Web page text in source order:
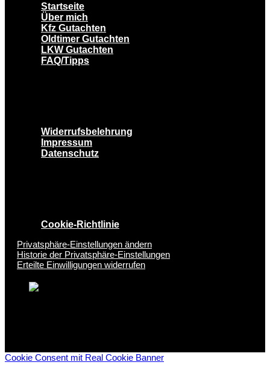
Startseite
Über mich
Kfz Gutachten
Oldtimer Gutachten
LKW Gutachten
FAQ/Tipps
Widerrufsbelehrung
Impressum
Datenschutz
Cookie-Richtlinie
Privatsphäre-Einstellungen ändern
Historie der Privatsphäre-Einstellungen
Erteilte Einwilligungen widerrufen
Cookie Consent mit Real Cookie Banner